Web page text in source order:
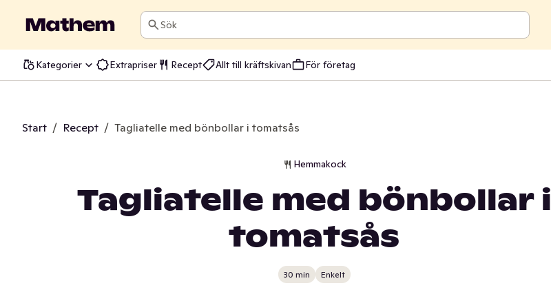
Sök
Kategorier Extrapriser Recept Allt till kräftskivan För företag
Start / Recept / Tagliatelle med bönbollar i tomatsås
Hemmakock
Tagliatelle med bönbollar i
tomatsås
30 min Enkelt